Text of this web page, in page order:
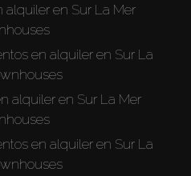
alquiler en Sur La Mer
en alquiler en Sur La
alquiler en Sur La Mer
en alquiler en Sur La